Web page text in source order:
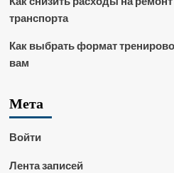
транспорта
Как выбрать формат
вам
Мета
Войти
Лента записей